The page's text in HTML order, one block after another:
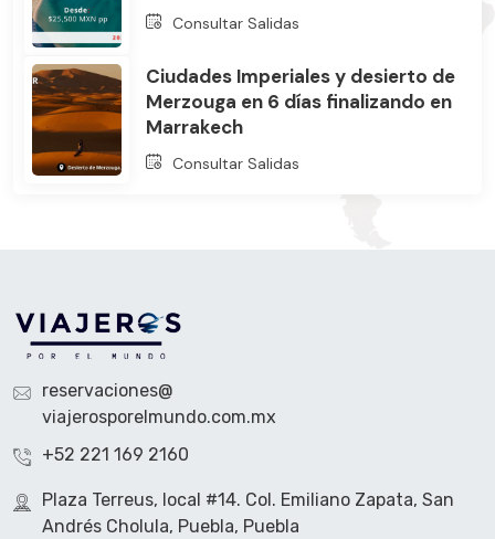
Consultar Salidas
Ciudades Imperiales y desierto de
Merzouga en 6 días finalizando en
Marrakech
Consultar Salidas
reservaciones@
viajerosporelmundo.com.mx
+52 221 169 2160
Plaza Terreus, local #14. Col. Emiliano Zapata, San
Andrés Cholula, Puebla, Puebla